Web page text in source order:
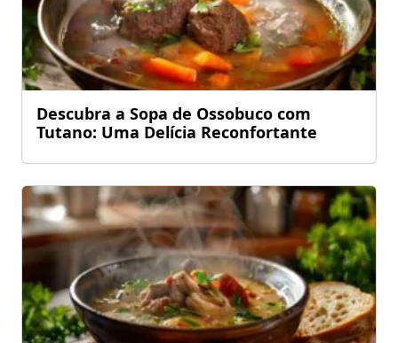
Descubra a Sopa de Ossobuco com
Tutano: Uma Delícia Reconfortante